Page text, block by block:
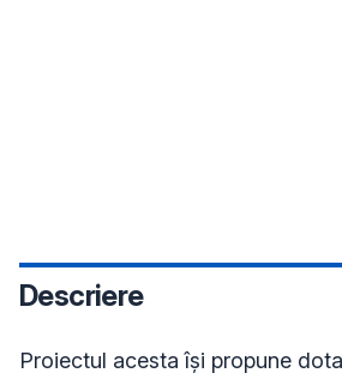
Descriere
Proiectul acesta își propune